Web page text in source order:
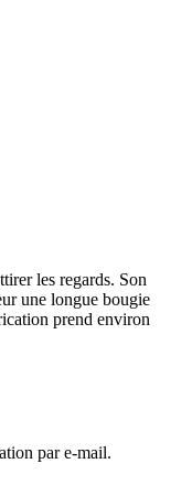
les regards. Son
une longue bougie
prend environ
par e-mail.